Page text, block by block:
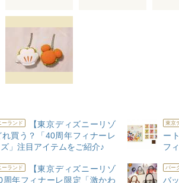
ーランド
【東京ディズニーリゾ
れ買う？「40周年フィナーレ
」注目アイテムをご紹介♪
東京
ー
フ
ーランド
【東京ディズニーリゾ
周年フィナーレ限定「激かわ
パー
バ